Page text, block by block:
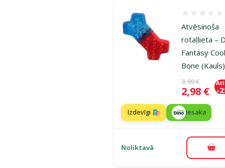
Atvēsinoša
rotaļlieta –
Fantasy
Bone (Kauls)
Oriģinālā
3,99 €
Cena
2,98 € -
Izdevīgi 🛍️ iesaka
Noliktavā